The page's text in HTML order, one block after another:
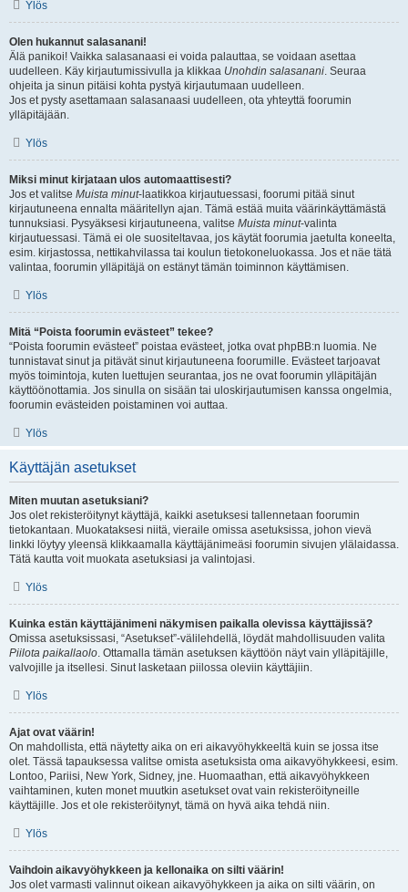
Ylös
Olen hukannut salasanani!
Älä panikoi! Vaikka salasanaasi ei voida palauttaa, se voidaan asettaa
uudelleen. Käy kirjautumissivulla ja klikkaa Unohdin salasanani. Seuraa
ohjeita ja sinun pitäisi kohta pystyä kirjautumaan uudelleen.
Jos et pysty asettamaan salasanaasi uudelleen, ota yhteyttä foorumin
ylläpitäjään.
Ylös
Miksi minut kirjataan ulos automaattisesti?
Jos et valitse Muista minut-laatikkoa kirjautuessasi, foorumi pitää sinut
kirjautuneena ennalta määritellyn ajan. Tämä estää muita väärinkäyttämästä
tunnuksiasi. Pysyäksesi kirjautuneena, valitse Muista minut-valinta
kirjautuessasi. Tämä ei ole suositeltavaa, jos käytät foorumia jaetulta koneelta,
esim. kirjastossa, nettikahvilassa tai koulun tietokoneluokassa. Jos et näe tätä
valintaa, foorumin ylläpitäjä on estänyt tämän toiminnon käyttämisen.
Ylös
Mitä “Poista foorumin evästeet” tekee?
“Poista foorumin evästeet” poistaa evästeet, jotka ovat phpBB:n luomia. Ne
tunnistavat sinut ja pitävät sinut kirjautuneena foorumille. Evästeet tarjoavat
myös toimintoja, kuten luettujen seurantaa, jos ne ovat foorumin ylläpitäjän
käyttöönottamia. Jos sinulla on sisään tai uloskirjautumisen kanssa ongelmia,
foorumin evästeiden poistaminen voi auttaa.
Ylös
Käyttäjän asetukset
Miten muutan asetuksiani?
Jos olet rekisteröitynyt käyttäjä, kaikki asetuksesi tallennetaan foorumin
tietokantaan. Muokataksesi niitä, vieraile omissa asetuksissa, johon vievä
linkki löytyy yleensä klikkaamalla käyttäjänimeäsi foorumin sivujen ylälaidassa.
Tätä kautta voit muokata asetuksiasi ja valintojasi.
Ylös
Kuinka estän käyttäjänimeni näkymisen paikalla olevissa käyttäjissä?
Omissa asetuksissasi, “Asetukset”-välilehdellä, löydät mahdollisuuden valita
Piilota paikallaolo. Ottamalla tämän asetuksen käyttöön näyt vain ylläpitäjille,
valvojille ja itsellesi. Sinut lasketaan piilossa oleviin käyttäjiin.
Ylös
Ajat ovat väärin!
On mahdollista, että näytetty aika on eri aikavyöhykkeeltä kuin se jossa itse
olet. Tässä tapauksessa valitse omista asetuksista oma aikavyöhykkeesi, esim.
Lontoo, Pariisi, New York, Sidney, jne. Huomaathan, että aikavyöhykkeen
vaihtaminen, kuten monet muutkin asetukset ovat vain rekisteröityneille
käyttäjille. Jos et ole rekisteröitynyt, tämä on hyvä aika tehdä niin.
Ylös
Vaihdoin aikavyöhykkeen ja kellonaika on silti väärin!
Jos olet varmasti valinnut oikean aikavyöhykkeen ja aika on silti väärin, on